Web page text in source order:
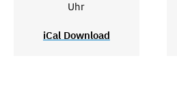
Uhr
iCal Download